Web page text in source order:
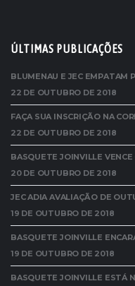
ÚLTIMAS PUBLICAÇÕES
BLUMENAU E JEC EMPATAM
22 DE OUTUBRO DE 2018
FAÇA SUA INSCRIÇÃO NA
22 DE OUTUBRO DE 2018
BASQUETE JOINVILLE VENCE
20 DE OUTUBRO DE 2018
JEC ADIA AVALIAÇÃO DE
19 DE OUTUBRO DE 2018
BASQUETE JOINVILLE
19 DE OUTUBRO DE 2018
BASQUETE JOINVILLE ESTÁ